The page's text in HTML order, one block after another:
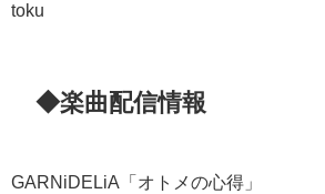
toku
◆楽曲配信情報
GARNiDELiA「オトメの心得」